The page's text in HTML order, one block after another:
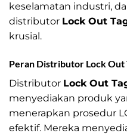
keselamatan industri,
distributor Lock Out
krusial.
Peran Distributor Lock Out
Distributor Lock Out
menyediakan produk
menerapkan prosedur
efektif. Mereka